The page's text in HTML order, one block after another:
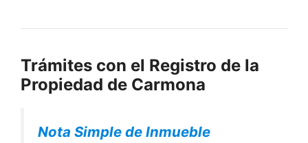
Trámites con el Registro de la
Propiedad de Carmona
Nota Simple de Inmueble